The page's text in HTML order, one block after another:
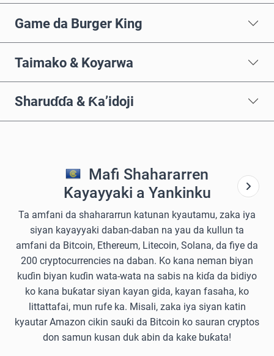
Game da Burger King
Taimako & Koyarwa
Sharuɗɗa & Ƙa’idoji
Mafi Shahararren
Kayayyaki a Yankinku
Ta amfani da shahararrun katunan kyautamu, zaka iya
siyan kayayyaki daban-daban na yau da kullun ta
amfani da Bitcoin, Ethereum, Litecoin, Solana, da fiye da
200 cryptocurrencies na daban. Ko kana neman biyan
kuɗin biyan kuɗin wata-wata na sabis na kiɗa da bidiyo
ko kana buƙatar siyan kayan gida, kayan fasaha, ko
littattafai, mun rufe ka. Misali, zaka iya siyan katin
kyautar Amazon cikin sauƙi da Bitcoin ko sauran cryptos
don samun kusan duk abin da kake buƙata!